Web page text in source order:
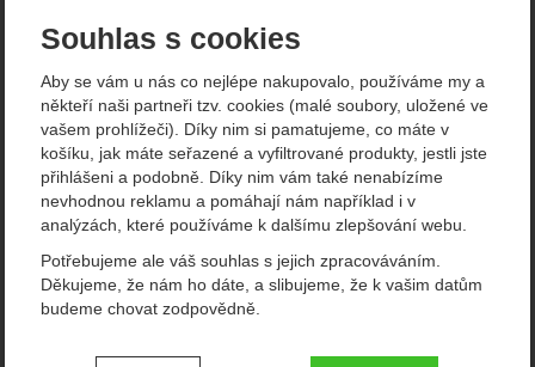
Souhlas s cookies
Aby se vám u nás co nejlépe nakupovalo, používáme my a
někteří naši partneři tzv. cookies (malé soubory, uložené ve
vašem prohlížeči). Díky nim si pamatujeme, co máte v
košíku, jak máte seřazené a vyfiltrované produkty, jestli jste
přihlášeni a podobně. Díky nim vám také nenabízíme
nevhodnou reklamu a pomáhají nám například i v
analýzách, které používáme k dalšímu zlepšování webu.
Potřebujeme ale váš souhlas s jejich zpracováváním.
Děkujeme, že nám ho dáte, a slibujeme, že k vašim datům
budeme chovat zodpovědně.
Nastavení souhlasů s kategoriemi
Ocún Webee lezecký
úvazek
Fotografie